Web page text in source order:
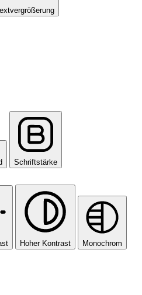
Schriftstärke
Hoher Kontrast Monochrom